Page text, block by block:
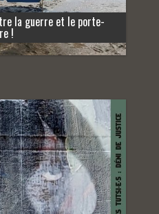
la guerre et le porte-
!